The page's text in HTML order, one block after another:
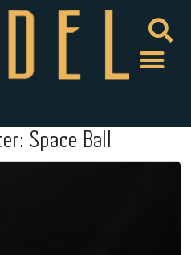
Space Ball